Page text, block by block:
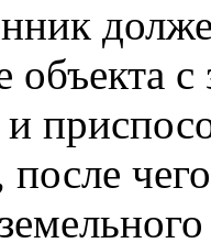
объекта
после